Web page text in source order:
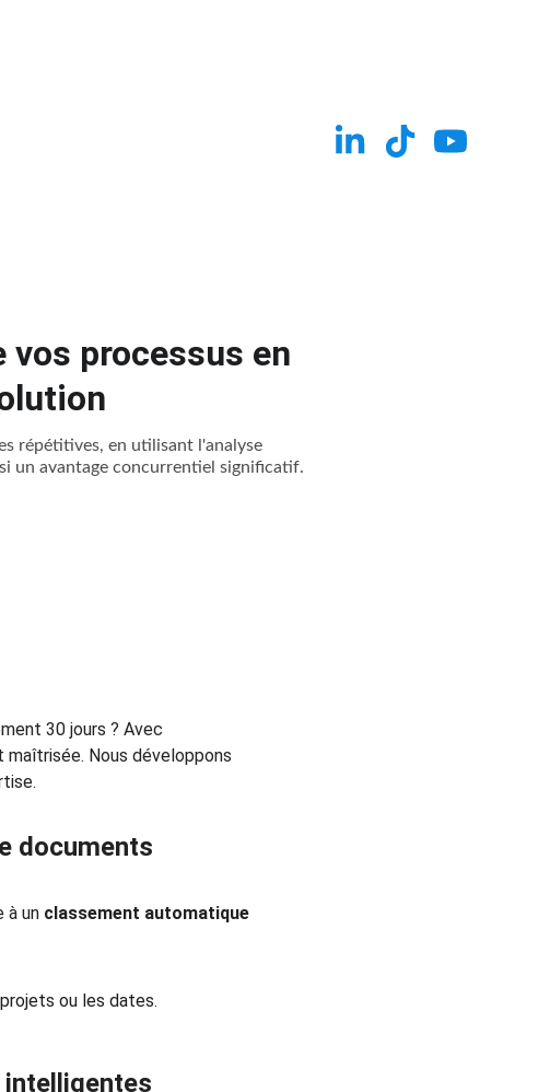
vos processus en
répétitives, en utilisant l'analyse
un avantage concurrentiel significatif.
30 jours ? Avec
Nous développons
documents
à un classement automatique
ou les dates.
intelligentes